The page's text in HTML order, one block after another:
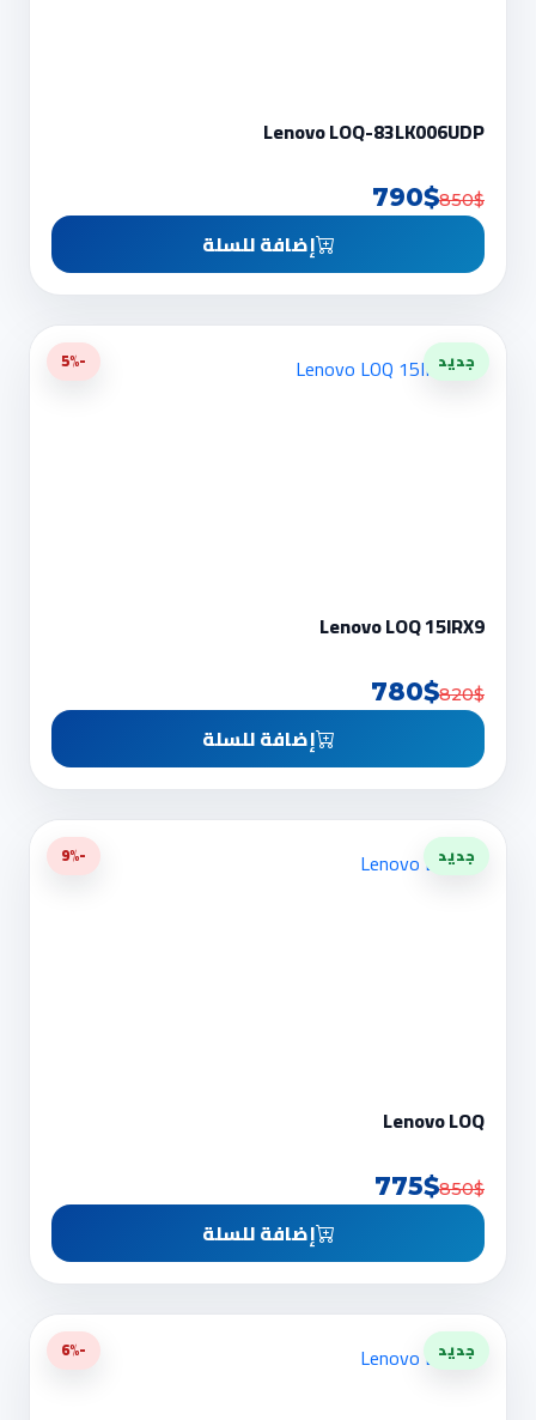
Lenovo LOQ-83LK006UDP
850$
790$
إضافة للسلة
جديد -5%
Lenovo LOQ 15IRX9
820$
780$
إضافة للسلة
جديد -9%
Lenovo LOQ
850$
775$
إضافة للسلة
جديد -6%